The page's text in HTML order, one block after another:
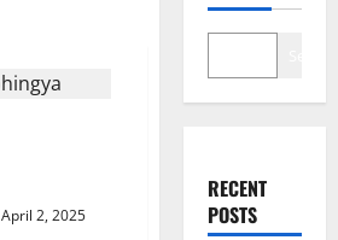
April 2, 2025
RECENT
POSTS